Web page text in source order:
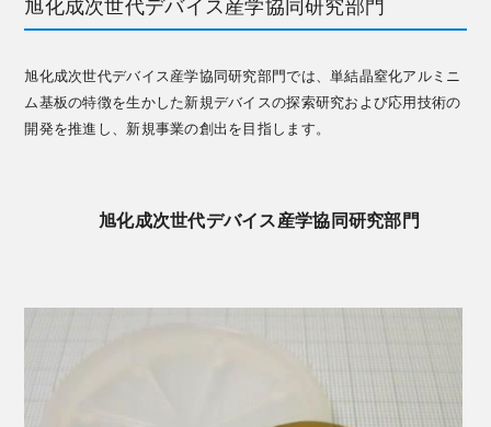
旭化成次世代デバイス産学協同研究部門
旭化成次世代デバイス産学協同研究部門では、単結晶窒化アルミニ
ム基板の特徴を生かした新規デバイスの探索研究および応用技術の
開発を推進し、新規事業の創出を目指します。
旭化成次世代デバイス産学協同研究部門